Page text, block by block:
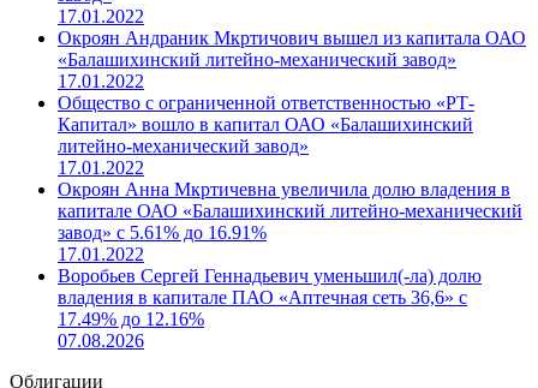
Государственная корпорация «Ростех» вышла из
капитала ОАО «Балашихинский литейно-механический
завод»
17.01.2022
Окроян Андраник Мкртичович вышел из капитала ОАО
«Балашихинский литейно-механический завод»
17.01.2022
Общество с ограниченной ответственностью «РТ-
Капитал» вошло в капитал ОАО «Балашихинский
литейно-механический завод»
17.01.2022
Окроян Анна Мкртичевна увеличила долю владения в
капитале ОАО «Балашихинский литейно-механический
завод» с 5.61% до 16.91%
17.01.2022
владения в капитале ПАО «Аптечная сеть 36,6» с